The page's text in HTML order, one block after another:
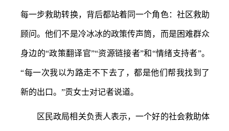
每一步救助转换，背后都站着同一个角色：社区救助
顾问。他们不是冷冰冰的政策传声筒，而是困难群众
身边的“政策翻译官”“资源链接者”和“情绪支持者”。
“每一次我以为路走不下去了，都是他们帮我找到了
新的出口。”贡女士对记者说道。
区民政局相关负责人表示，一个好的社会救助体